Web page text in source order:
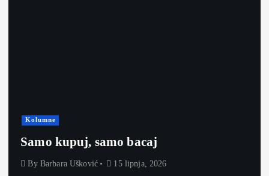
Kolumne
Samo kupuj, samo bacaj
By Barbara Ušković 15 lipnja, 2026